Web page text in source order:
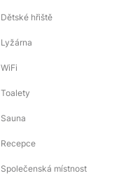
Dětské hřiště
Lyžárna
WiFi
Toalety
Sauna
Recepce
Společenská místnost